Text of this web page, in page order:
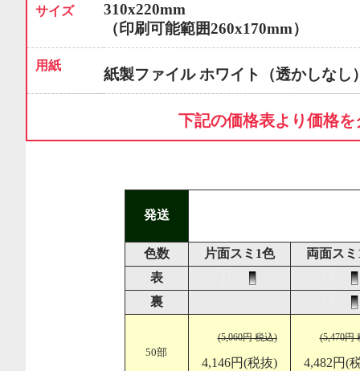
サイズ
310x220mm
（印刷可能範囲260x170mm）
用紙
紙製ファイル ホワイト（透かしなし
下記の価格表より価格
発送
色数 片面スミ1色
両面スミ
表
裏
50部
(5,060円 税込)
4,146円(税抜)
(5,470円
4,482円(